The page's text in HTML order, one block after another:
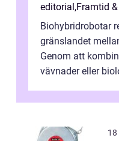
editorial,Framtid
Biohybridrobotar
gränslandet
Genom att
vävnader eller